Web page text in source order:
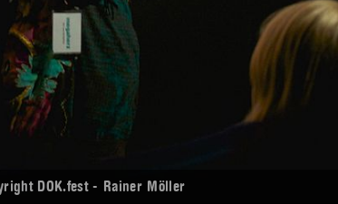
DOK.fest - Rainer Möller